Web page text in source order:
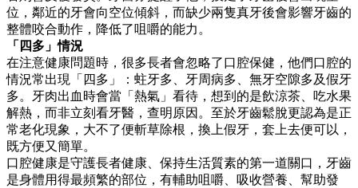
位，鄰近的牙會向空位傾斜，而缺少兩隻真牙後會影響牙齒的
整體咬合動作，降低了咀嚼的能力。
「四多」情況
在注意健康問題時，很多長者會忽略了口腔保健，他們口腔的
情況常出現「四多」：蛀牙多、牙周病多、無牙空隙多及假牙
多。牙肉出血時會當「熱氣」看待，想到的是飲涼茶、吃水果
解熱，而非立刻看牙醫，查明原因。至於牙齒鬆脫更認為是正
常老化現象，大不了便斬草除根，換上假牙，套上去便可以，
既方便又簡單。
口腔健康是守護長者健康、保持生活質素的第一道關口，牙齒
是身體用得最頻繁的部位，有輔助咀嚼、吸收營養、幫助發